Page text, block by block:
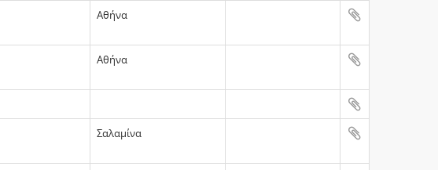
Αθήνα
Αθήνα
Σαλαμίνα